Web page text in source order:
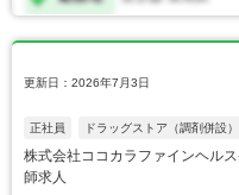
更新日：2026年7月3日
正社員 ドラッグストア（調剤併設）
株式会社ココカラファインヘル
師求人